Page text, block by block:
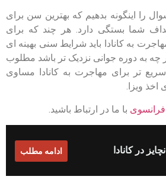
را اینگونه بدهیم که بهترین سن برای
شما بستگی دارد. هر چند که برای
به کانادا باید شرایط سنی بهینه ای
چه به دوره جوانی نزدیک تر باشد مطلوب
سریع تر برای مهاجرت به کانادا مساوی
اخذ ویزا.
فرانسوی با ما در ارتباط باشید.
در کانادا ادامه مطلب